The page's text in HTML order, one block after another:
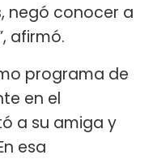
negó conocer a
afirmó.
programa de
en el
a su amiga y
esa